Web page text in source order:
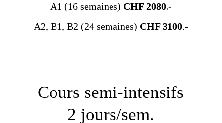
A1 (16 semaines) CHF 2080.-
A2, B1, B2 (24 semaines) CHF 3100.-
Cours semi-intensifs
2 jours/sem.